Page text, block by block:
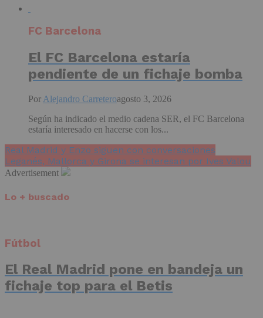
FC Barcelona
El FC Barcelona estaría
pendiente de un fichaje bomba
Por Alejandro Carreteroagosto 3, 2026
Según ha indicado el medio cadena SER, el FC Barcelona
estaría interesado en hacerse con los...
Real Madrid y Enzo siguen con conversaciones
Leganés, Mallorca y Girona se interesan por Ives Valou
Advertisement
Lo + buscado
Fútbol
El Real Madrid pone en bandeja un
fichaje top para el Betis